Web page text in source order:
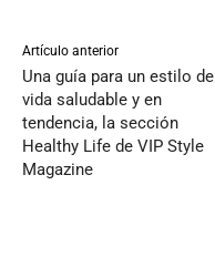
Artículo anterior
Una guía para un estilo de
vida saludable y en
tendencia, la sección
Healthy Life de VIP Style
Magazine